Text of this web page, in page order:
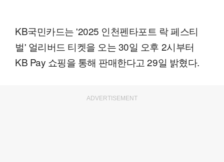
KB국민카드는 '2025 인천펜타포트 락 페스티
벌' 얼리버드 티켓을 오는 30일 오후 2시부터
KB Pay 쇼핑을 통해 판매한다고 29일 밝혔다.
ADVERTISEMENT